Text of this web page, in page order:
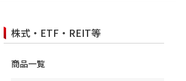
株式・ETF・REIT等
商品一覧